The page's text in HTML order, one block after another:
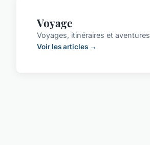
Voyage
Voyages, itinéraires et aventures
Voir les articles →